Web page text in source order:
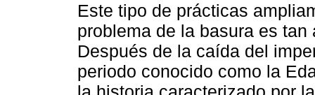
Este tipo de prácticas
problema de la basura es
Después de la caída del
periodo conocido como la